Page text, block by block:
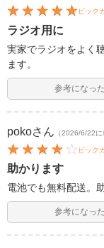
ビック
ラジオ用に
実家でラジオをよく
ます。
参考になった
pokoさん （2026/6/22に
ビック
助かります
電池でも無料配送。
参考になった